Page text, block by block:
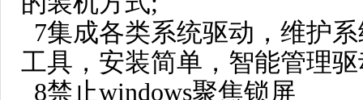
7集成各类系统驱动，维护
工具，安装简单，智能管理
8禁止windows聚焦锁屏